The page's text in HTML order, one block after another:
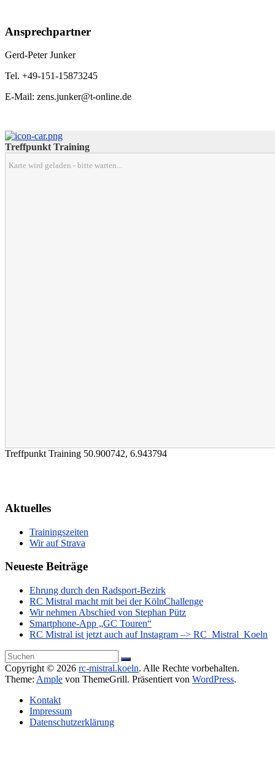
Ansprechpartner
Gerd-Peter Junker
Tel. +49-151-15873245
E-Mail: zens.junker@t-online.de
Treffpunkt Training
Karte wird geladen - bitte warten...
Treffpunkt Training 50.900742, 6.943794
Aktuelles
Trainingszeiten
Wir auf Strava
Neueste Beiträge
Ehrung durch den Radsport-Bezirk
RC Mistral macht mit bei der KölnChallenge
Wir nehmen Abschied von Stephan Pütz
Smartphone-App „GC Touren“
RC Mistral ist jetzt auch auf Instagram –> RC_Mistral_Koeln
Copyright © 2026 rc-mistral.koeln. Alle Rechte vorbehalten.
Theme: Ample von ThemeGrill. Präsentiert von WordPress.
Kontakt
Impressum
Datenschutzerklärung